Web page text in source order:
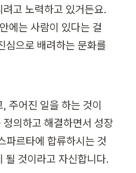
고 노력하고 있거든요.
에는 사람이 있다는 걸
심으로 배려하는 문화를
주어진 일을 하는 것이
의하고 해결하면서 성장
파르타에 합류하시는 것
될 것이라고 자신합니다.